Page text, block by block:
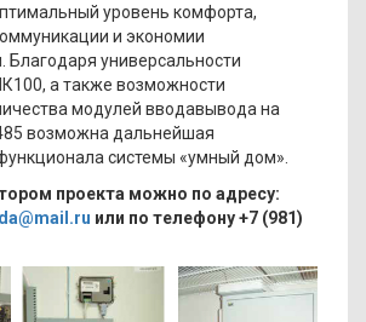
уровень комфорта,
и экономии
Благодаря универсальности
а также возможности
модулей вводавывода на
возможна дальнейшая
системы «умный дом».
проекта можно по адресу:
или по телефону +7 (981)